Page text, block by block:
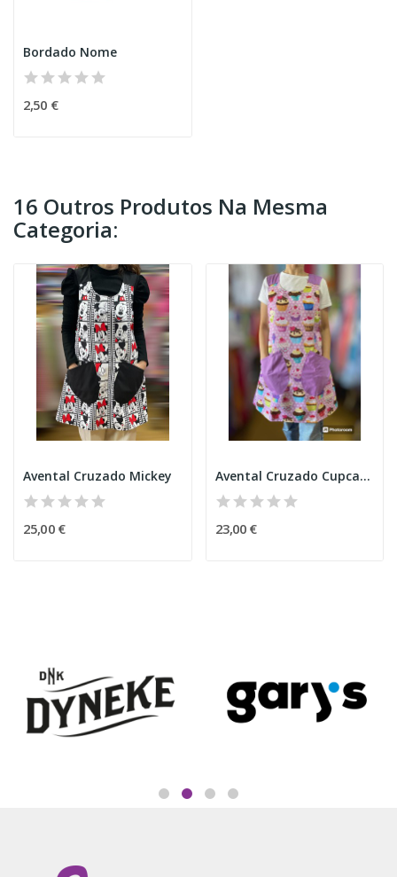
Bordado Nome
2,50 €
16 Outros Produtos Na Mesma
Categoria:
Avental Cruzado Mickey
25,00 €
Avental Cruzado Cupcake C
23,00 €